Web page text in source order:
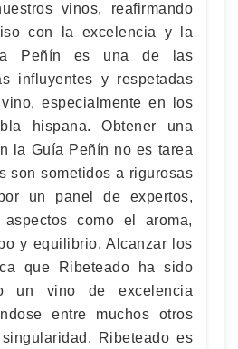
vinos, reafirmando
con la excelencia y la
Peñín es una de las
influyentes y respetadas
especialmente en los
hispana. Obtener una
la Guía Peñín no es tarea
son sometidos a rigurosas
un panel de expertos,
como el aroma,
y equilibrio. Alcanzar los
que Ribeteado ha sido
un vino de excelencia
entre muchos otros
Ribeteado es